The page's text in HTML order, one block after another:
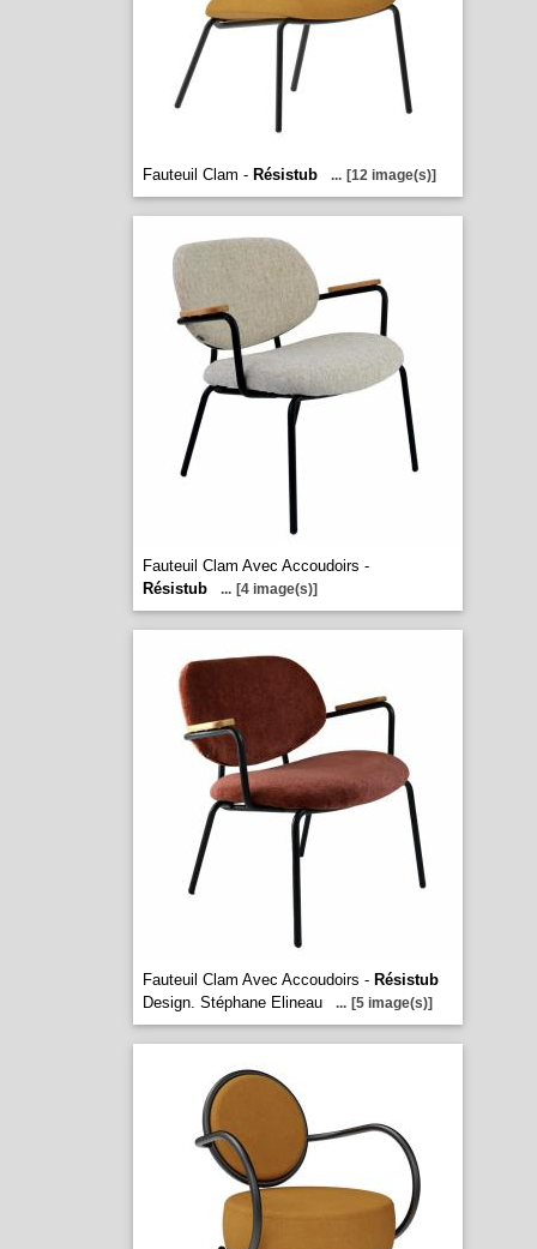
Fauteuil Clam - Résistub ... [12 image(s)]
Fauteuil Clam Avec Accoudoirs -
Résistub
... [4 image(s)]
Fauteuil Clam Avec Accoudoirs - Résistub
Design. Stéphane Elineau
... [5 image(s)]